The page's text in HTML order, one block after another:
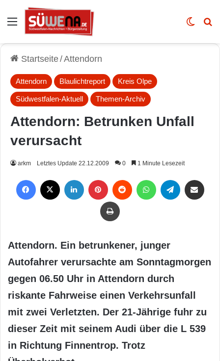
Auswahl Skin
Startseite/Attendorn
Attendorn Blaulichtreport Kreis Olpe
Südwestfalen-Aktuell Themen-Archiv
Attendorn: Betrunken Unfall
verursacht
arkm Letztes Update 22.12.2009 0 1 Minute Lesezeit
Drucken
Attendorn. Ein betrunkener, junger
Autofahrer verursachte am Sonntagmorgen
gegen 06.50 Uhr in Attendorn durch
riskante Fahrweise einen Verkehrsunfall
mit zwei Verletzten. Der 21-Jährige fuhr zu
dieser Zeit mit seinem Audi über die L 539
in Richtung Finnentrop. Trotz